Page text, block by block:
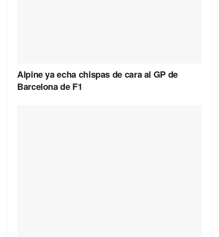
Alpine ya echa chispas de cara al GP de
Barcelona de F1